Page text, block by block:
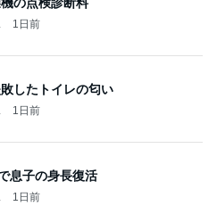
1日前
したトイレの匂い
1日前
息子の身長復活
1日前